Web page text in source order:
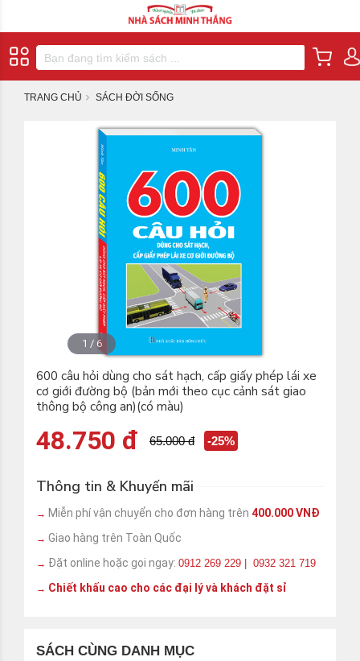
TRANG CHỦ SÁCH ĐỜI SỐNG
1 / 6
600 câu hỏi dùng cho sát hạch, cấp giấy phép lái xe
cơ giới đường bộ (bản mới theo cục cảnh sát giao
thông bộ công an)(có màu)
48.750 đ 65.000 đ -25%
Thông tin & Khuyến mãi
→ Miễn phí vận chuyển cho đơn hàng trên 400.000 VNĐ
→ Giao hàng trên Toàn Quốc
→ Đặt online hoặc gọi ngay: 0912 269 229 | 0932 321 719
→ Chiết khấu cao cho các đại lý và khách đặt sỉ
SÁCH CÙNG DANH MỤC